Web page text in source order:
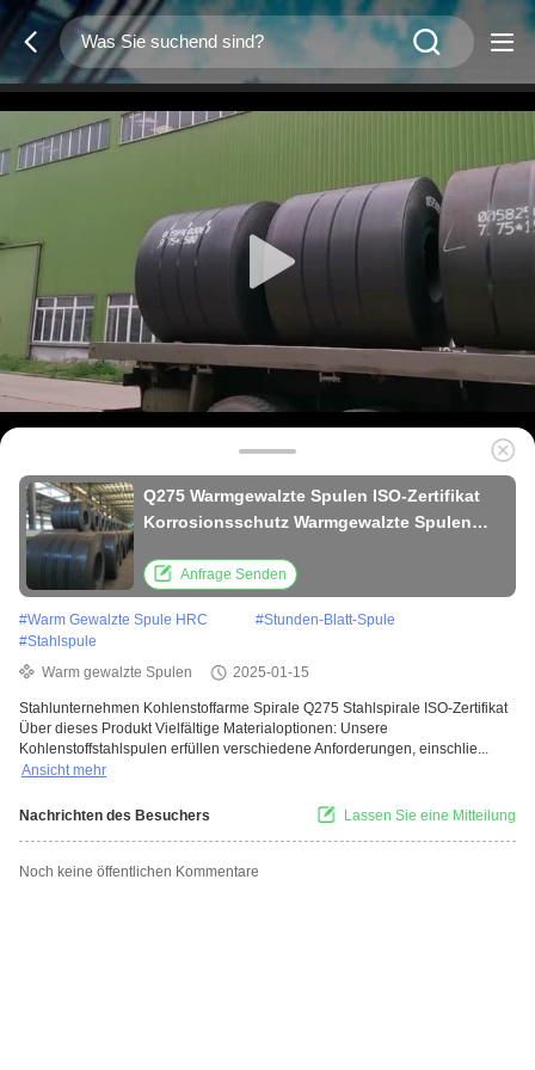
Q275 Warmgewalzte Spulen ISO-Zertifikat
Korrosionsschutz Warmgewalzte Spulen
Anfrage Senden
#Warm Gewalzte Spule HRC #Stunden-Blatt-Spule
#Stahlspule
Warm gewalzte Spulen
2025-01-15
Stahlunternehmen Kohlenstoffarme Spirale Q275 Stahlspirale ISO-Zertifikat
Über dieses Produkt Vielfältige Materialoptionen: Unsere
Kohlenstoffstahlspulen erfüllen verschiedene Anforderungen, einschlie...
Ansicht mehr
Nachrichten des Besuchers Lassen Sie eine Mitteilung
Noch keine öffentlichen Kommentare